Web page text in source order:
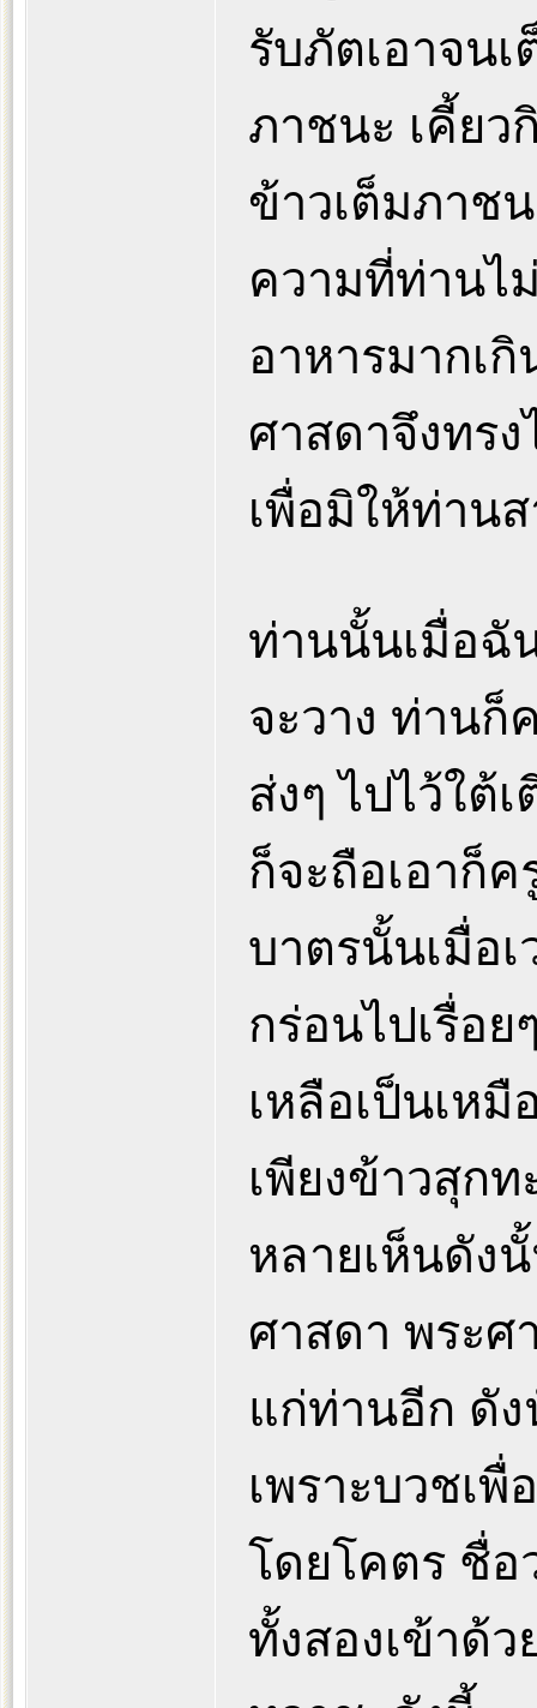
รับภัตเอาจน
ภาชนะ เคี้ย
ข้าวเต็มภาช
ความที่ท่านไ
อาหารมากเ
ศาสดาจึงทร
เพื่อมิให้ท่าน
ท่านนั้นเมื่อฉั
จะวาง ท่านก็
ส่งๆ ไปไว้ใต้
ก็จะถือเอาก็
บาตรนั้นเมื่อ
กร่อนไปเรื่อ
เหลือเป็นเห
เพียงข้าวสุก
หลายเห็นดัง
ศาสดา พระ
แก่ท่านอีก ดั
เพราะบวชเ
โดยโคตร ชื่อ
ทั้งสองเข้าด้